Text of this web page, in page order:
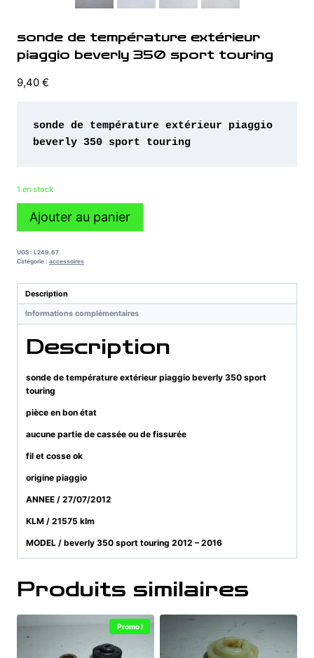
sonde de température extérieur
piaggio beverly 350 sport touring
9,40 €
sonde de température extérieur piaggio
beverly 350 sport touring
1 en stock
quantité
de
température
piaggio
beverly
350
touring
Ajouter au panier
UGS : L249.67
Catégorie : accessoires
Description
Informations complémentaires
Description
sonde de température extérieur piaggio beverly 350 sport
touring
pièce en bon état
aucune partie de cassée ou de fissurée
fil et cosse ok
origine piaggio
ANNEE / 27/07/2012
KLM / 21575 klm
MODEL / beverly 350 sport touring 2012 – 2016
Produits similaires
Promo !